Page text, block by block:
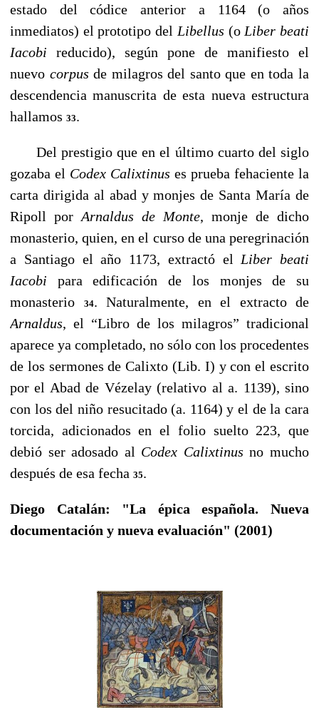
estado del códice anterior a 1164 (o años
inmediatos) el prototipo del Libellus (o Liber beati
Iacobi reducido), según pone de manifiesto el
nuevo corpusde milagros del santo que en toda la
descendencia manuscrita de esta nueva estructura
hallamos 33.
Del prestigio que en el último cuarto del siglo
gozaba el Codex Calixtinus es prueba fehaciente la
carta dirigida al abad y monjes de Santa María de
Ripoll por Arnaldus de Monte, monje de dicho
monasterio, quien, en el curso de una peregrinación
a Santiago el año 1173, extractó el Liber beati
Iacobi para edificación de los
monjes de su
monasterio
34. Naturalmente, en el extracto de
Arnaldus, el “Libro de los milagros” tradicional
aparece ya completado, no sólo con los procedentes
de los sermones de Calixto (Lib. I) y con el escrito
por el Abad de Vézelay (relativo al a. 1139), sino
con los del niño resucitado (a. 1164) y el de la cara
torcida, adicionados en el folio suelto 223, que
debió ser adosado al Codex Calixtinusno mucho
después de esa fecha 35.
Diego Catalán: "La épica española. Nueva
documentación y nueva evaluación" (2001)